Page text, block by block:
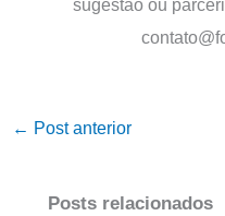
sugestão ou
← Post anterior
Posts relacionados